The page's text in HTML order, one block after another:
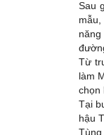
Sau
Từ
làm
chọn
Tại
hậu
Tùng